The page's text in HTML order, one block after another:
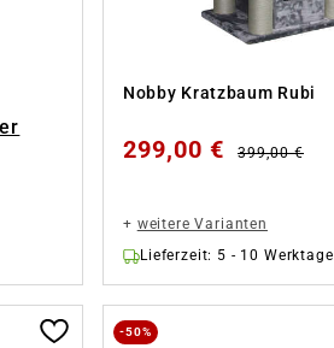
Nobby Kratzbaum Rubi
299,00 € 399,00 €
+ weitere Varianten
Lieferzeit: 5 - 10 Werktage
-50%